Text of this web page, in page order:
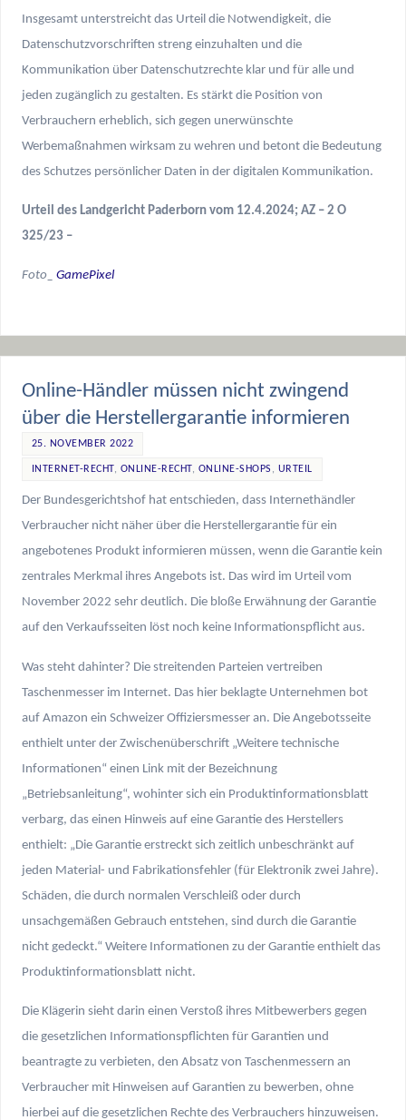
Insgesamt unterstreicht das Urteil die Notwendigkeit, die
Datenschutzvorschriften streng einzuhalten und die
Kommunikation über Datenschutzrechte klar und für alle und
jeden zugänglich zu gestalten. Es stärkt die Position von
Verbrauchern erheblich, sich gegen unerwünschte
Werbemaßnahmen wirksam zu wehren und betont die Bedeutung
des Schutzes persönlicher Daten in der digitalen Kommunikation.
Urteil des Landgericht Paderborn vom 12.4.2024; AZ – 2 O
325/23 –
Foto_ GamePixel
Online-Händler müssen nicht zwingend
über die Herstellergarantie informieren
25. NOVEMBER 2022
INTERNET-RECHT , ONLINE-RECHT , ONLINE-SHOPS , URTEIL
Der Bundesgerichtshof hat entschieden, dass Internethändler
Verbraucher nicht näher über die Herstellergarantie für ein
angebotenes Produkt informieren müssen, wenn die Garantie kein
zentrales Merkmal ihres Angebots ist. Das wird im Urteil vom
November 2022 sehr deutlich. Die bloße Erwähnung der Garantie
auf den Verkaufsseiten löst noch keine Informationspflicht aus.
Was steht dahinter? Die streitenden Parteien vertreiben
Taschenmesser im Internet. Das hier beklagte Unternehmen bot
auf Amazon ein Schweizer Offiziersmesser an. Die Angebotsseite
enthielt unter der Zwischenüberschrift „Weitere technische
Informationen“ einen Link mit der Bezeichnung
„Betriebsanleitung“, wohinter sich ein Produktinformationsblatt
verbarg, das einen Hinweis auf eine Garantie des Herstellers
enthielt: „Die Garantie erstreckt sich zeitlich unbeschränkt auf
jeden Material- und Fabrikationsfehler (für Elektronik zwei Jahre).
Schäden, die durch normalen Verschleiß oder durch
unsachgemäßen Gebrauch entstehen, sind durch die Garantie
nicht gedeckt.“ Weitere Informationen zu der Garantie enthielt das
Produktinformationsblatt nicht.
Die Klägerin sieht darin einen Verstoß ihres Mitbewerbers gegen
die gesetzlichen Informationspflichten für Garantien und
beantragte zu verbieten, den Absatz von Taschenmessern an
Verbraucher mit Hinweisen auf Garantien zu bewerben, ohne
hierbei auf die gesetzlichen Rechte des Verbrauchers hinzuweisen.